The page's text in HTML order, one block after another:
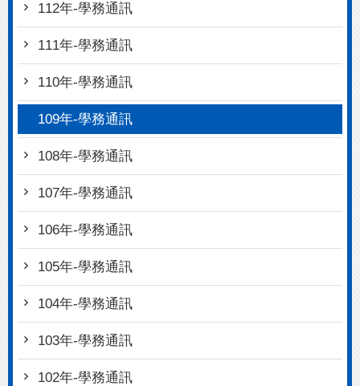
112年-學務通訊
111年-學務通訊
110年-學務通訊
109年-學務通訊
108年-學務通訊
107年-學務通訊
106年-學務通訊
105年-學務通訊
104年-學務通訊
103年-學務通訊
102年-學務通訊